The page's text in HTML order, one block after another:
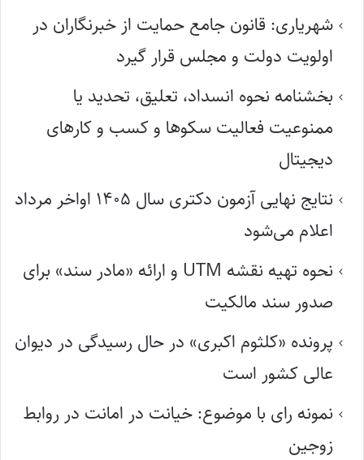
شهریاری: قانون جامع حمایت از خبرنگاران در
اولویت دولت و مجلس قرار گیرد
بخشنامه نحوه انسداد، تعلیق، تحدید یا
ممنوعیت فعالیت سکوها و کسب و کارهای
دیجیتال
نتایج نهایی آزمون دکتری سال ۱۴۰۵ اواخر مرداد
اعلام می‌شود
نحوه تهیه نقشه UTM و ارائه «مادر سند» برای
صدور سند مالکیت
پرونده «کلثوم اکبری» در حال رسیدگی در دیوان
عالی کشور است
نمونه رای با موضوع: خیانت در امانت در روابط
زوجین